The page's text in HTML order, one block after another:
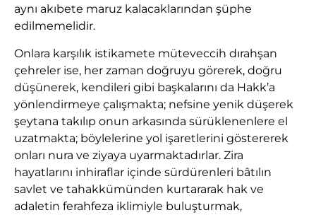
aynı akıbete maruz kalacaklarından şüphe
edilmemelidir.
Onlara karşılık istikamete müteveccih dırahşan
çehreler ise, her zaman doğruyu görerek, doğru
düşünerek, kendileri gibi başkalarını da Hakk’a
yönlendirmeye çalışmakta; nefsine yenik düşerek
şeytana takılıp onun arkasında sürüklenenlere el
uzatmakta; böylelerine yol işaretlerini göstererek
onları nura ve ziyaya uyarmaktadırlar. Zira
hayatlarını inhiraflar içinde sürdürenleri bâtılın
savlet ve tahakkümünden kurtararak hak ve
adaletin ferahfeza iklimiyle buluşturmak,